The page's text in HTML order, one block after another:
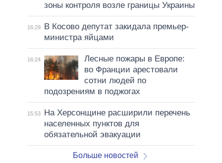
зоны контроля возле границы Украины
16:29
В Косово депутат закидала премьер-
министра яйцами
16:24
Лесные пожары в Европе:
во Франции арестовали
сотни людей по
подозрениям в поджогах
15:53
На Херсонщине расширили перечень
населенных пунктов для
обязательной эвакуации
Больше новостей